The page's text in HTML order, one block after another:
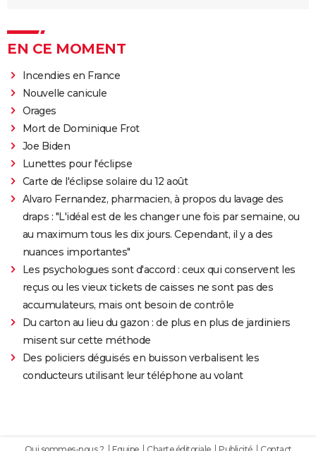
EN CE MOMENT
Incendies en France
Nouvelle canicule
Orages
Mort de Dominique Frot
Joe Biden
Lunettes pour l'éclipse
Carte de l'éclipse solaire du 12 août
Alvaro Fernandez, pharmacien, à propos du lavage des
draps : "L'idéal est de les changer une fois par semaine, ou
au maximum tous les dix jours. Cependant, il y a des
nuances importantes"
Les psychologues sont d'accord : ceux qui conservent les
reçus ou les vieux tickets de caisses ne sont pas des
accumulateurs, mais ont besoin de contrôle
Du carton au lieu du gazon : de plus en plus de jardiniers
misent sur cette méthode
Des policiers déguisés en buisson verbalisent les
conducteurs utilisant leur téléphone au volant